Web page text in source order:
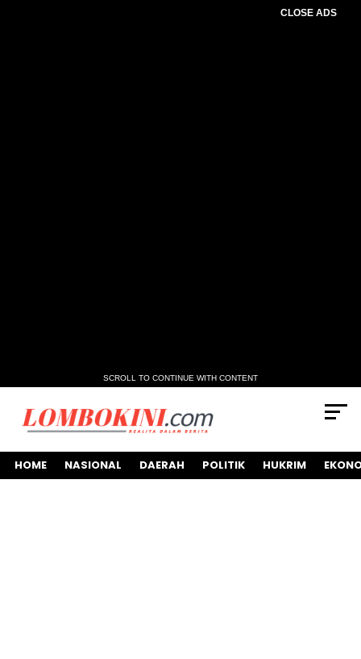
CLOSE ADS
SCROLL TO CONTINUE WITH CONTENT
HOME NASIONAL DAERAH POLITIK HUKRIM